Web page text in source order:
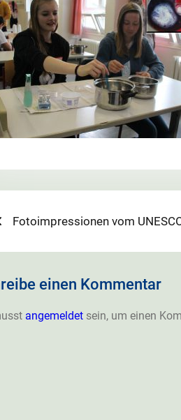
Previous
Fotoimpressionen vom
einen Kommentar
angemeldet sein, um einen